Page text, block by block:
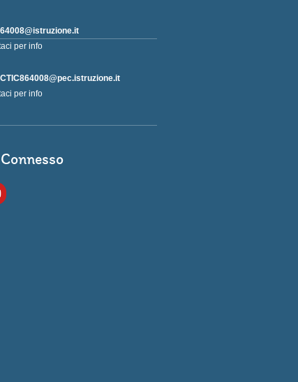
per info
CTIC864008@pec.istruzione.it
per info